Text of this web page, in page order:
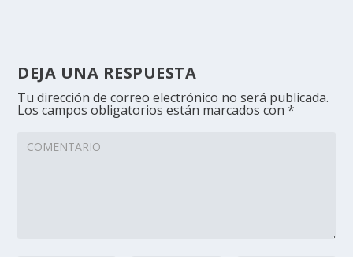
DEJA UNA RESPUESTA
Tu dirección de correo electrónico no será publicada.
Los campos obligatorios están marcados con*